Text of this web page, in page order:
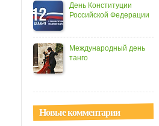
День Конституции
Российской Федерации
Международный день
танго
Новые комментарии